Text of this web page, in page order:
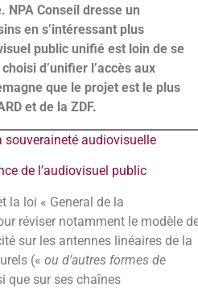
NPA Conseil dresse un
en s’intéressant plus
public unifié est loin de se
d’unifier l’accès aux
que le projet est le plus
et de la ZDF.
souveraineté audiovisuelle
de l’audiovisuel public
la loi « General de la
réviser notamment le modèle
sur les antennes linéaires de la
(«ou d’autres formes de
que sur ses chaînes